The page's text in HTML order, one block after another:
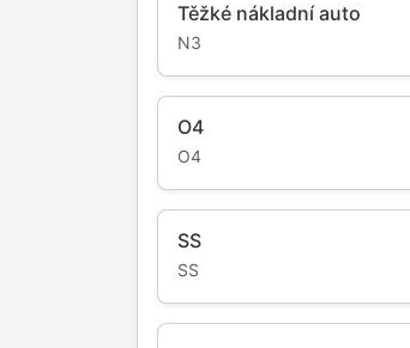
Těžké nákladní auto
N3
O4
O4
SS
SS